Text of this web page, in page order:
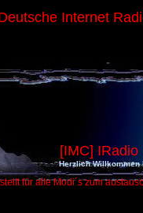
Internet
[IMC]
Herzlich Willkommen
für alle Modi´s zum